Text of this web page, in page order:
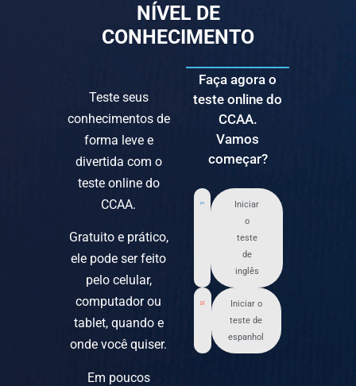
NÍVEL DE
CONHECIMENTO
Teste seus
conhecimentos de
forma leve e
divertida com o
teste online do
CCAA.
Gratuito e prático,
ele pode ser feito
pelo celular,
computador ou
tablet, quando e
onde você quiser.
Em poucos
Faça agora o
teste online do
CCAA.
Vamos
começar?
Iniciar
o
teste
de
inglês
Iniciar o
teste de
espanhol